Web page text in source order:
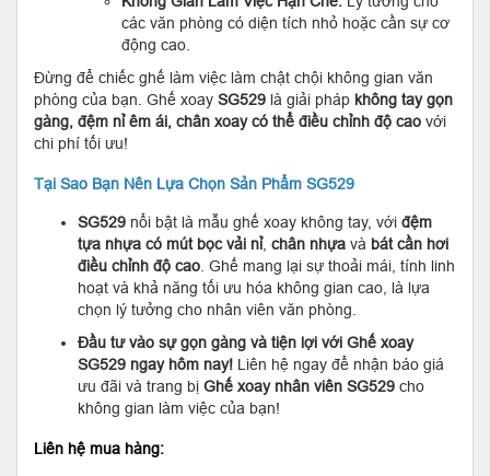
các văn phòng có diện tích nhỏ hoặc cần sự cơ
động cao.
Đừng để chiếc ghế làm việc làm chật chội không gian văn
phòng của bạn. Ghế xoay SG529 là giải pháp không tay gọn
gàng, đệm nỉ êm ái, chân xoay có thể điều chỉnh độ cao với
chi phí tối ưu!
Tại Sao Bạn Nên Lựa Chọn Sản Phẩm SG529
SG529 nổi bật là mẫu ghế xoay không tay, với đệm
tựa nhựa có mút bọc vải nỉ, chân nhựa và bát cần hơi
điều chỉnh độ cao . Ghế mang lại sự thoải mái, tính linh
hoạt và khả năng tối ưu hóa không gian cao, là lựa
chọn lý tưởng cho nhân viên văn phòng.
Đầu tư vào sự gọn gàng và tiện lợi với Ghế xoay
SG529 ngay hôm nay! Liên hệ ngay để nhận báo giá
ưu đãi và trang bị Ghế xoay nhân viên SG529 cho
không gian làm việc của bạn!
Liên hệ mua hàng: